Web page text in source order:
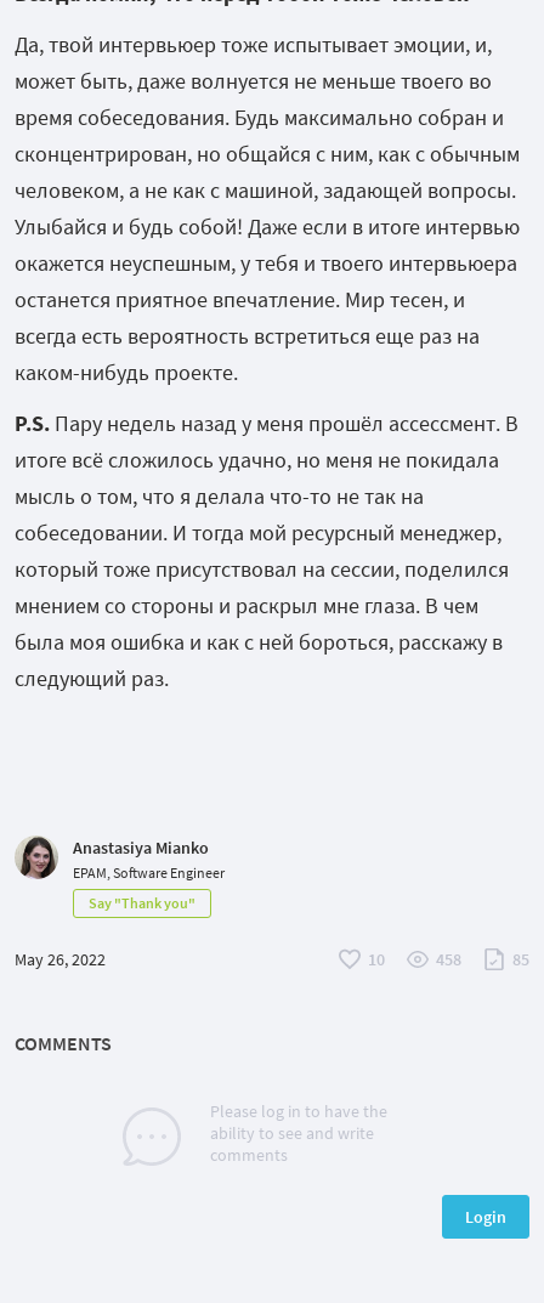
Да, твой интервьюер тоже испытывает эмоции, и,
может быть, даже волнуется не меньше твоего во
время собеседования. Будь максимально собран и
сконцентрирован, но общайся с ним, как с обычным
человеком, а не как с машиной, задающей вопросы.
Улыбайся и будь собой! Даже если в итоге интервью
окажется неуспешным, у тебя и твоего интервьюера
останется приятное впечатление. Мир тесен, и
всегда есть вероятность встретиться еще раз на
каком-нибудь проекте.
P.S. Пару недель назад у меня прошёл ассессмент. В
итоге всё сложилось удачно, но меня не покидала
мысль о том, что я делала что-то не так на
собеседовании. И тогда мой ресурсный менеджер,
который тоже присутствовал на сессии, поделился
мнением со стороны и раскрыл мне глаза. В чем
была моя ошибка и как с ней бороться, расскажу в
следующий раз.
Anastasiya Mianko
EPAM, Software Engineer
Say "Thank you"
May 26, 2022 10 458 85
COMMENTS
Please log in to have the
ability to see and write
comments
Login